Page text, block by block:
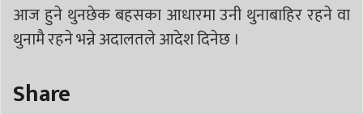
आज हुने थुनछेक बहसका आधारमा उनी थुनाबाहिर रहने वा
थुनामै रहने भन्ने अदालतले आदेश दिनेछ ।
Share